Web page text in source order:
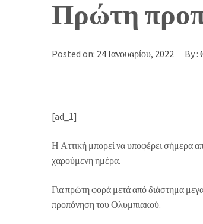
Πρώτη
Posted on: 24 Ιανουαρίου, 2022 By :
[ad_1]
Η Αττική μπορεί να υποφέρει σήμερα
χαρούμενη ημέρα.
Για πρώτη φορά μετά από διάστημα
προπόνηση του Ολυμπιακού.